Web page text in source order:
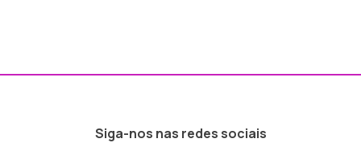
Siga-nos nas redes sociais